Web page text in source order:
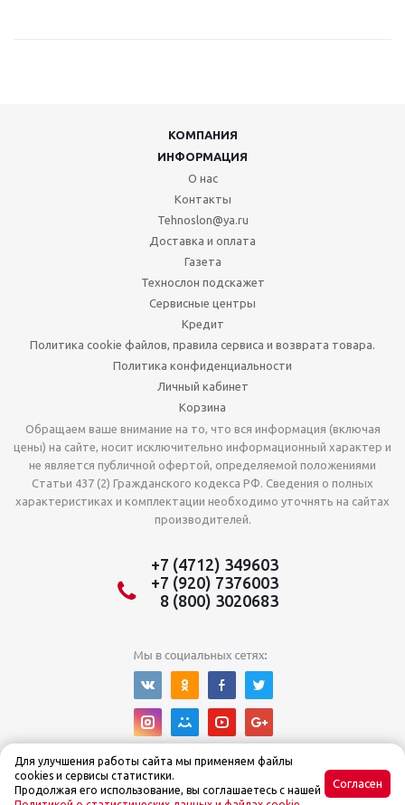
КОМПАНИЯ
ИНФОРМАЦИЯ
О нас
Контакты
Tehnoslon@ya.ru
Доставка и оплата
Газета
Технослон подскажет
Сервисные центры
Кредит
Политика cookie файлов, правила сервиса и возврата товара.
Политика конфиденциальности
Личный кабинет
Корзина
Обращаем ваше внимание на то, что вся информация (включая
цены) на сайте, носит исключительно информационный характер и
не является публичной офертой, определяемой положениями
Статьи 437 (2) Гражданского кодекса РФ. Сведения о полных
характеристиках и комплектации необходимо уточнять на сайтах
производителей.
+7 (4712) 349603
+7 (920) 7376003
8 (800) 3020683
Для улучшения работы сайта мы применяем файлы
cookies и сервисы статистики.
Продолжая его использование, вы соглашаетесь с нашей
Согласен